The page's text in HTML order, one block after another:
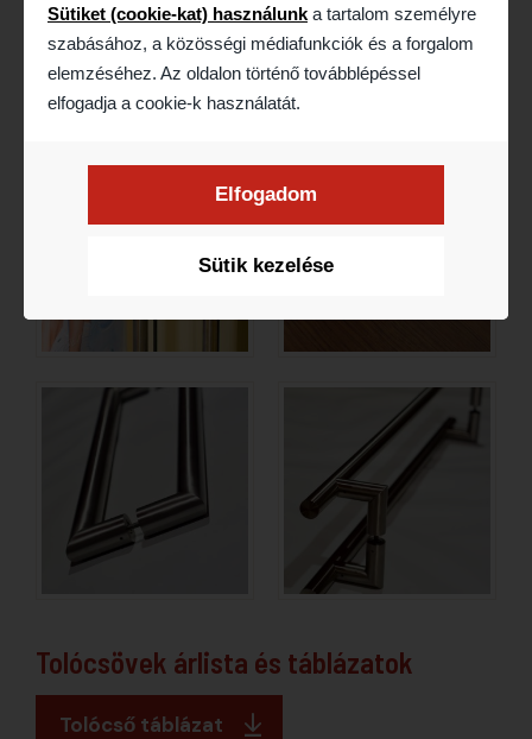
Galéria
Tolócsövek árlista és táblázatok
Tolócső táblázat
Sütiket (cookie-kat) használunk a tartalom személyre
szabásához, a közösségi médiafunkciók és a forgalom
elemzéséhez. Az oldalon történő továbblépéssel
elfogadja a cookie-k használatát.
Sütik kezelése
Elfogadom